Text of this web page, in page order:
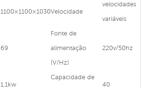
1100×1100×1030Velocidade
velocidades
variáveis
69
Fonte de
alimentação
(V/Hz)
220v/50hz
1,1kw
Capacidade de
40